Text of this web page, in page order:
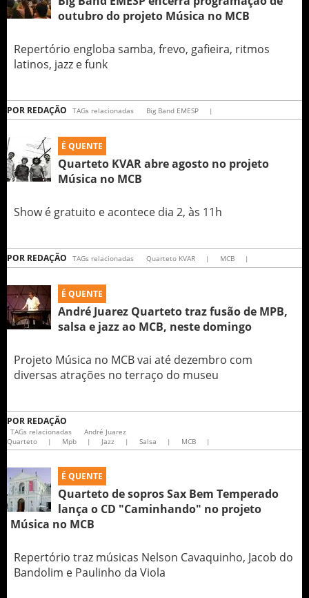
outubro do projeto Música no MCB
Repertório engloba samba, frevo, gafieira, ritmos
latinos, jazz e funk
POR REDAÇÃO TAGs relacionadas Big Band EMESP |
É QUENTE
Quarteto KVAR abre agosto no projeto
Música no MCB
Show é gratuito e acontece dia 2, às 11h
POR REDAÇÃO TAGs relacionadas Quarteto KVAR | MCB |
É QUENTE
André Juarez Quarteto traz fusão de MPB,
salsa e jazz ao MCB, neste domingo
Projeto Música no MCB vai até dezembro com
diversas atrações no terraço do museu
POR REDAÇÃO
TAGs relacionadas
André Juarez
Quarteto
| Mpb | Jazz | Salsa | MCB |
É QUENTE
Quarteto de sopros Sax Bem Temperado
lança o CD "Caminhando" no projeto
Música no MCB
Repertório traz músicas Nelson Cavaquinho, Jacob do
Bandolim e Paulinho da Viola